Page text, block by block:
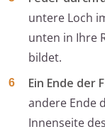
untere Loch
unten in Ihre
bildet.
Ein Ende der
andere Ende
Innenseite